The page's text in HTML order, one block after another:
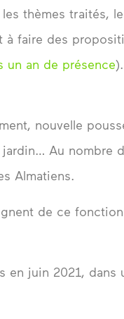
thèmes traités,
faire des
un an de présence
nouvelle
Au nombre
Almatiens.
de ce
en juin 2021,